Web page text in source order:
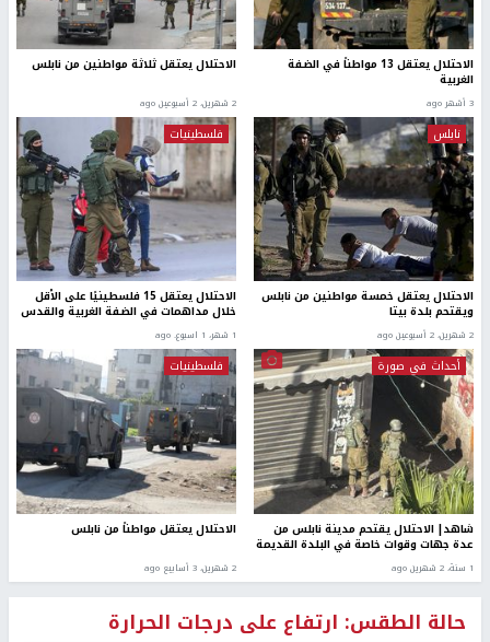
الاحتلال يعتقل 13 مواطناً في الضفة
الغربية
3 أشهر ago
الاحتلال يعتقل ثلاثة مواطنين من نابلس
2 شهرين، 2 أسبوعين ago
نابلس
الاحتلال يعتقل خمسة مواطنين من نابلس
ويقتحم بلدة بيتا
2 شهرين، 2 أسبوعين ago
فلسطينيات
الاحتلال يعتقل 15 فلسطينيًا على الأقل
خلال مداهمات في الضفة الغربية والقدس
1 شهر، 1 اسبوع. ago
أحداث في صورة
شاهد| الاحتلال يقتحم مدينة نابلس من
عدة جهات وقوات خاصة في البلدة القديمة
1 سنة، 2 شهرين ago
فلسطينيات
الاحتلال يعتقل مواطناً من نابلس
2 شهرين، 3 أسابيع ago
حالة الطقس: ارتفاع على درجات الحرارة